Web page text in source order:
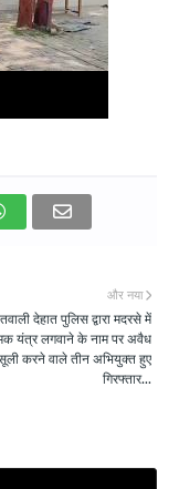
और नया
देहात पुलिस द्वारा मदरसे में
यंत्र लगवाने के नाम पर अवैध
करने वाले तीन अभियुक्त हुए
गिरफ्तार...